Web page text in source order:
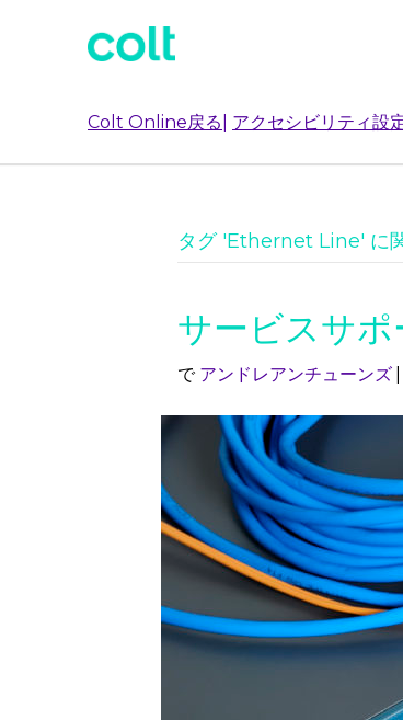
Colt Online戻る アクセシビリティ設
タグ 'Ethernet Line' に
サービスサ
で アンドレアンチューンズ